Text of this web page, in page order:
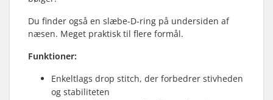
Du finder også en slæbe-D-ring på undersiden af
næsen. Meget praktisk til flere formål.
Funktioner:
Enkeltlags drop stitch, der forbedrer stivheden
og stabiliteten